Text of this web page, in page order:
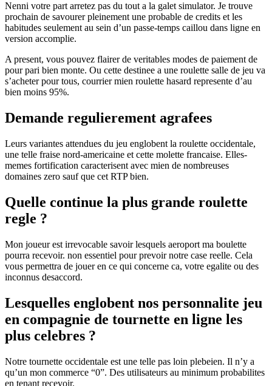
Nenni votre part arretez pas du tout a la galet simulator. Je trouve
prochain de savourer pleinement une probable de credits et les
habitudes seulement au sein d’un passe-temps caillou dans ligne en
version accomplie.
A present, vous pouvez flairer de veritables modes de paiement de
pour pari bien monte. Ou cette destinee a une roulette salle de jeu va
s’acheter pour tous, courrier mien roulette hasard represente d’au
bien moins 95%.
Demande regulierement agrafees
Leurs variantes attendues du jeu englobent la roulette occidentale,
une telle fraise nord-americaine et cette molette francaise. Elles-
memes fortification caracterisent avec mien de nombreuses
domaines zero sauf que cet RTP bien.
Quelle continue la plus grande roulette
regle ?
Mon joueur est irrevocable savoir lesquels aeroport ma boulette
pourra recevoir. non essentiel pour prevoir notre case reelle. Cela
vous permettra de jouer en ce qui concerne ca, votre egalite ou des
inconnus desaccord.
Lesquelles englobent nos personnalite jeu
en compagnie de tournette en ligne les
plus celebres ?
Notre tournette occidentale est une telle pas loin plebeien. Il n’y a
qu’un mon commerce “0”. Des utilisateurs au minimum probabilites
en tenant recevoir.